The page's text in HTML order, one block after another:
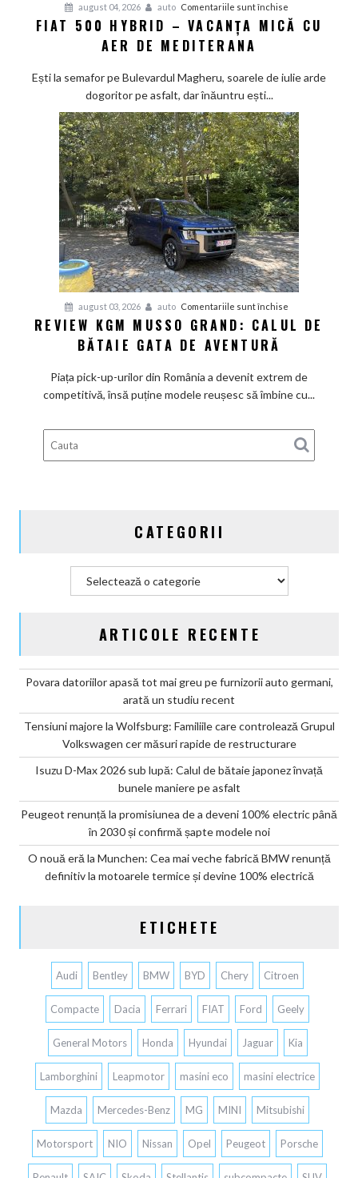
august 04, 2026 auto Comentariile sunt închise
Fiat
–
mică
cu
aer
de
Mediterana
FIAT 500 HYBRID – VACANȚA MICĂ CU
AER DE MEDITERANA
Ești la semafor pe Bulevardul Magheru, soarele de iulie arde
dogoritor pe asfalt, dar înăuntru ești...
august 03, 2026 auto Comentariile sunt închise
Review
Grand:
Calul
bătaie
gata
de
REVIEW KGM MUSSO GRAND: CALUL DE
BĂTAIE GATA DE AVENTURĂ
Piața pick-up-urilor din România a devenit extrem de
competitivă, însă puține modele reușesc să îmbine cu...
CATEGORII
ARTICOLE RECENTE
Povara datoriilor apasă tot mai greu pe furnizorii auto germani,
arată un studiu recent
Tensiuni majore la Wolfsburg: Familiile care controlează Grupul
Volkswagen cer măsuri rapide de restructurare
Isuzu D-Max 2026 sub lupă: Calul de bătaie japonez învață
bunele maniere pe asfalt
Peugeot renunță la promisiunea de a deveni 100% electric până
în 2030 și confirmă șapte modele noi
O nouă eră la Munchen: Cea mai veche fabrică BMW renunță
definitiv la motoarele termice și devine 100% electrică
ETICHETE
Audi Bentley BMW BYD Chery Citroen
Compacte Dacia Ferrari FIAT Ford Geely
General Motors Honda Hyundai Jaguar Kia
Lamborghini Leapmotor masini eco masini electrice
Mazda Mercedes-Benz MG MINI Mitsubishi
Motorsport NIO Nissan Opel Peugeot Porsche